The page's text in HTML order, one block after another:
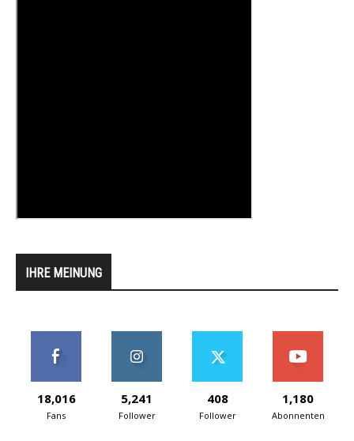
IHRE MEINUNG
18,016
Fans
5,241
Follower
408
Follower
1,180
Abonnenten